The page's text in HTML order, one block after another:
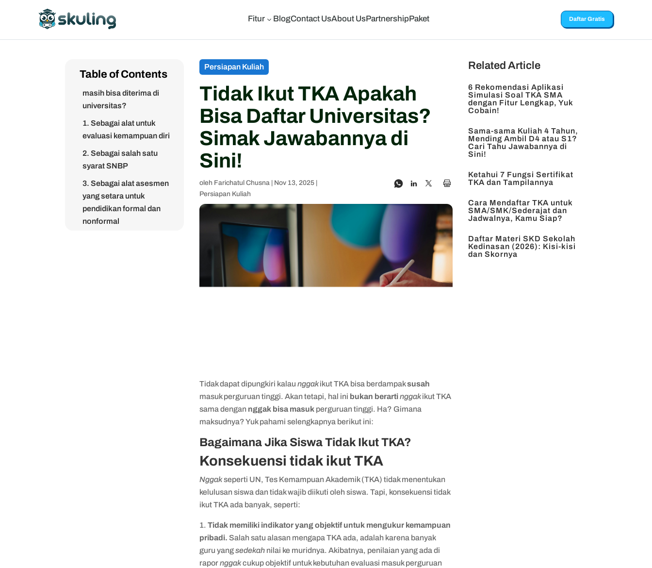
Fitur3 BlogContact UsAbout UsPartnershipPaket Daftar Gratis
Table of Contents
Apakah jika tidak ikut TKA
masih bisa diterima di
universitas?
1. Sebagai alat untuk
evaluasi kemampuan diri
2. Sebagai salah satu
syarat SNBP
3. Sebagai alat asesmen
yang setara untuk
pendidikan formal dan
nonformal
Persiapan Kuliah
Tidak Ikut TKA Apakah
Bisa Daftar Universitas?
Simak Jawabannya di
Sini!
oleh Farichatul Chusna Nov 13, 2025
Persiapan Kuliah
Tidak dapat dipungkiri kalaunggakikut TKA bisa berdampaksusah
masuk perguruan tinggi. Akan tetapi, hal ini bukan berartinggakikut TKA
sama dengan nggak bisa masuk perguruan tinggi. Ha? Gimana
maksudnya? Yuk pahami selengkapnya berikut ini:
Bagaimana Jika Siswa Tidak Ikut TKA?
Konsekuensi tidak ikut TKA
Nggakseperti UN, Tes Kemampuan Akademik (TKA) tidak menentukan
kelulusan siswa dan tidak wajib diikuti oleh siswa. Tapi, konsekuensi tidak
ikut TKA ada banyak, seperti:
Tidak memiliki indikator yang objektif untuk mengukur kemampuan
pribadi. Salah satu alasan mengapa TKA ada, adalah karena banyak
guru yangsedekah nilai ke muridnya. Akibatnya, penilaian yang ada di
rapornggakcukup objektif untuk kebutuhan evaluasi masuk perguruan
Related Article
6 Rekomendasi Aplikasi
Simulasi Soal TKA SMA
dengan Fitur Lengkap, Yuk
Cobain!
Sama-sama Kuliah 4 Tahun,
Mending Ambil D4 atau S1?
Cari Tahu Jawabannya di
Sini!
Ketahui 7 Fungsi Sertifikat
TKA dan Tampilannya
Cara Mendaftar TKA untuk
SMA/SMK/Sederajat dan
Jadwalnya, Kamu Siap?
Daftar Materi SKD Sekolah
Kedinasan (2026): Kisi-kisi
dan Skornya